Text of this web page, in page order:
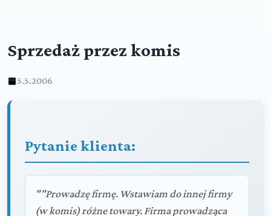
Sprzedaż przez komis
5.5.2006
Pytanie klienta:
""Prowadzę firmę. Wstawiam do innej firmy
(w komis) różne towary. Firma prowadząca